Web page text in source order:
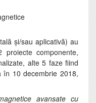
și/sau aplicativă) au
componente,
alte 5 faze fiind
10 decembrie 2018,
avansate cu